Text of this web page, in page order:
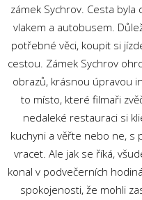
zámek Sychrov. Cesta
vlakem a autobusem.
potřebné věci, koupit si
cestou. Zámek Sychrov
obrazů, krásnou úpravou
to místo, které filmaři
nedaleké restauraci si
kuchyni a věřte nebo ne, s
vracet. Ale jak se říká,
konal v podvečerních
spokojenosti, že mohli